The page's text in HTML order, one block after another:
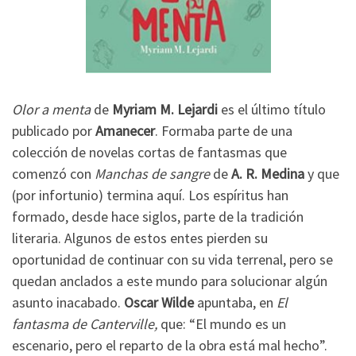
Olor a mentade Myriam M. Lejardi es el último título
publicado porAmanecer. Formaba parte de una
colección de novelas cortas de fantasmas que
comenzó con Manchas de sangredeA. R. Medinay que
(por infortunio) termina aquí. Los espíritus han
formado, desde hace siglos, parte de la tradición
literaria. Algunos de estos entes pierden su
oportunidad de continuar con su vida terrenal, pero se
quedan anclados a este mundo para solucionar algún
asunto inacabado. Oscar Wildeapuntaba, en El
fantasma de Canterville, que: “El mundo es un
escenario, pero el reparto de la obra está mal hecho”.